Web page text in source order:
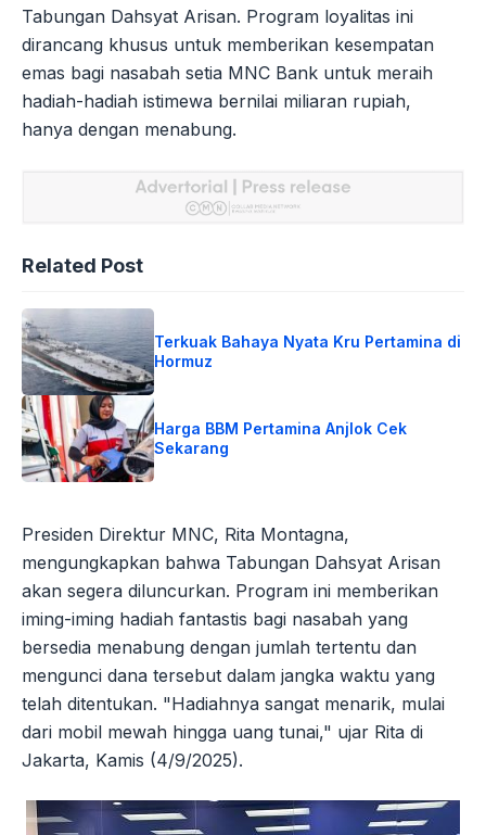
Tabungan Dahsyat Arisan. Program loyalitas ini
dirancang khusus untuk memberikan kesempatan
emas bagi nasabah setia MNC Bank untuk meraih
hadiah-hadiah istimewa bernilai miliaran rupiah,
hanya dengan menabung.
Related Post
Terkuak Bahaya Nyata Kru Pertamina di
Hormuz
Harga BBM Pertamina Anjlok Cek
Sekarang
Presiden Direktur MNC, Rita Montagna,
mengungkapkan bahwa Tabungan Dahsyat Arisan
akan segera diluncurkan. Program ini memberikan
iming-iming hadiah fantastis bagi nasabah yang
bersedia menabung dengan jumlah tertentu dan
mengunci dana tersebut dalam jangka waktu yang
telah ditentukan. "Hadiahnya sangat menarik, mulai
dari mobil mewah hingga uang tunai," ujar Rita di
Jakarta, Kamis (4/9/2025).